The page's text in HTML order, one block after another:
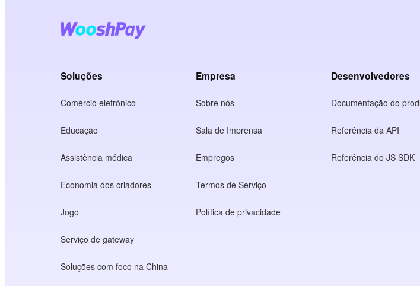
Soluções
Comércio eletrônico
Educação
Assistência médica
Economia dos criadores
Jogo
Serviço de gateway
Soluções com foco na China
Empresa
Sobre nós
Sala de Imprensa
Empregos
Termos de Serviço
Política de privacidade
Desenvolvedores
Documentação do
Referência da API
Referência do JS SDK